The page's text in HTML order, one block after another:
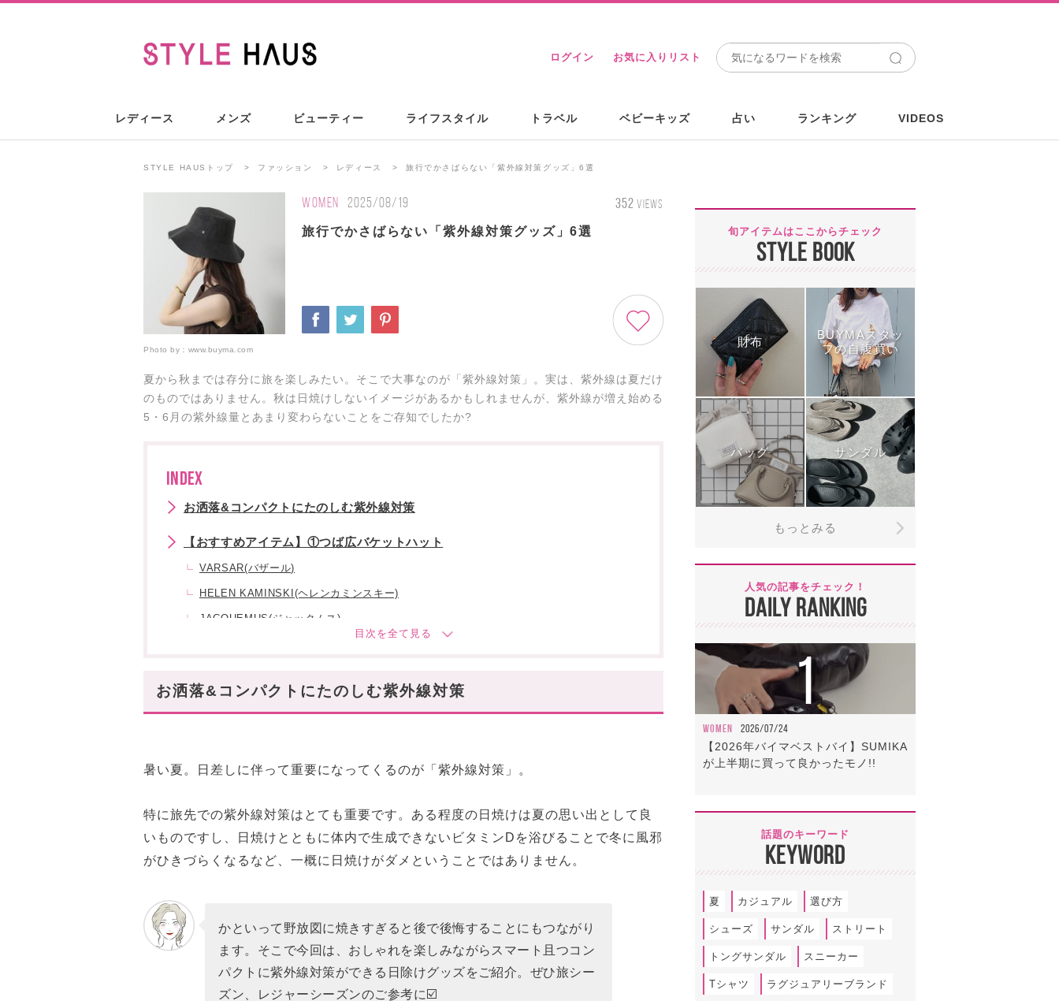
ログイン お気に入りリスト
レディース メンズ ビューティー ライフスタイル トラベル ベビーキッズ 占い ランキング VIDEOS
STYLE HAUSトップ ファッション レディース 旅行でかさばらない「紫外線対策グッズ」6選
WOMEN 2025/08/19 352 VIEWS
旅行でかさばらない「紫外線対策グッズ」6選
Photo by： www.buyma.com
夏から秋までは存分に旅を楽しみたい。そこで大事なのが「紫外線対策」。実は、紫外線は夏だけ
のものではありません。秋は日焼けしないイメージがあるかもしれませんが、紫外線が増え始める
5・6月の紫外線量とあまり変わらないことをご存知でしたか?
INDEX
お洒落&コンパクトにたのしむ紫外線対策
【おすすめアイテム】①つば広バケットハット
VARSAR(バザール)
HELEN KAMINSKI(ヘレンカミンスキー)
JACQUEMUS(ジャックムス)
【おすすめアイテム】②パーカー
ARC'TERYX(アークテリクス)
【おすすめアイテム】③アームカバー
【おすすめアイテム】⑤折り畳み日傘
【おすすめアイテム】⑥サングラス
お洒落&スマートに日焼け対策
お洒落&コンパクトにたのしむ紫外線対策
暑い夏。日差しに伴って重要になってくるのが「紫外線対策」。
特に旅先での紫外線対策はとても重要です。ある程度の日焼けは夏の思い出として良
いものですし、日焼けとともに体内で生成できないビタミンDを浴びることで冬に風邪
がひきづらくなるなど、一概に日焼けがダメということではありません。
かといって野放図に焼きすぎると後で後悔することにもつながり
ます。そこで今回は、おしゃれを楽しみながらスマート且つコン
パクトに紫外線対策ができる日除けグッズをご紹介。ぜひ旅シー
ズン、レジャーシーズンのご参考に☑️
旬アイテムはここからチェック
STYLE BOOK
財布
BUYMAスタッ
フの自腹買い
バッグ サンダル
もっとみる
人気の記事をチェック！
DAILY RANKING
1
WOMEN 2026/07/24
【2026年バイマベストバイ】SUMIKA
が上半期に買って良かったモノ!!
話題のキーワード
KEYWORD
夏 カジュアル 選び方
シューズ サンダル ストリート
トングサンダル スニーカー
Tシャツ ラグジュアリーブランド